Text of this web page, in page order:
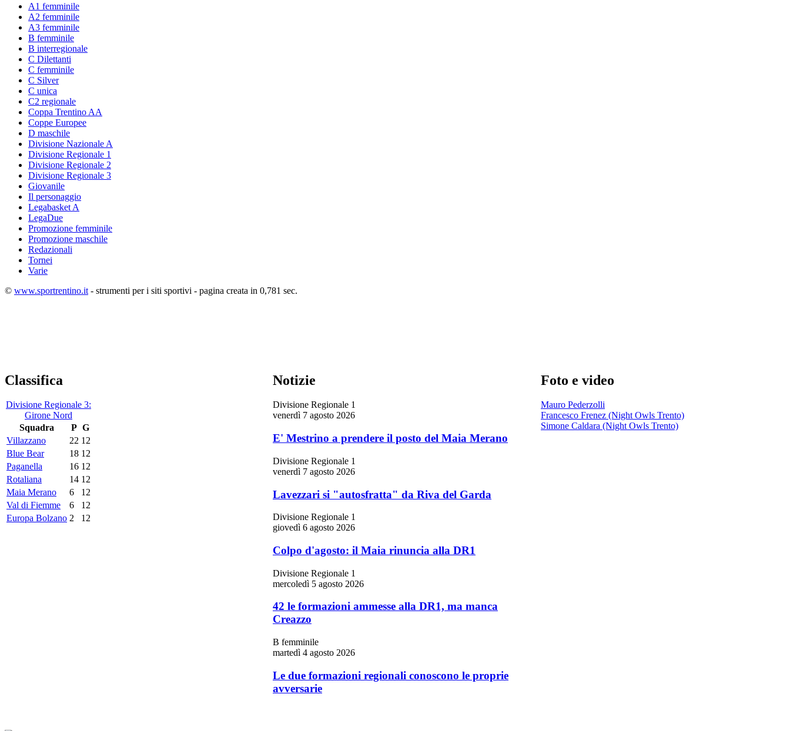
A1 femminile
A2 femminile
A3 femminile
B femminile
B interregionale
C Dilettanti
C femminile
C Silver
C unica
C2 regionale
Coppa Trentino AA
Coppe Europee
D maschile
Divisione Nazionale A
Divisione Regionale 1
Divisione Regionale 2
Divisione Regionale 3
Giovanile
Il personaggio
Legabasket A
LegaDue
Promozione femminile
Promozione maschile
Redazionali
Tornei
Varie
© www.sportrentino.it - strumenti per i siti sportivi - pagina creata in 0,781 sec.
Classifica
Divisione Regionale 3:
Girone Nord
Squadra
P G
Villazzano
22 12
Blue Bear
18 12
Paganella
16 12
Rotaliana
14 12
Maia Merano
6
12
Val di Fiemme
6
12
Europa Bolzano 2 12
Notizie
Divisione Regionale 1
venerdì 7 agosto 2026
E' Mestrino a prendere il posto del Maia Merano
Divisione Regionale 1
venerdì 7 agosto 2026
Lavezzari si "autosfratta" da Riva del Garda
Divisione Regionale 1
giovedì 6 agosto 2026
Colpo d'agosto: il Maia rinuncia alla DR1
Divisione Regionale 1
mercoledì 5 agosto 2026
42 le formazioni ammesse alla DR1, ma manca
Creazzo
B femminile
martedì 4 agosto 2026
Le due formazioni regionali conoscono le proprie
avversarie
Foto e video
Mauro Pederzolli
Francesco Frenez (Night Owls Trento)
Simone Caldara (Night Owls Trento)